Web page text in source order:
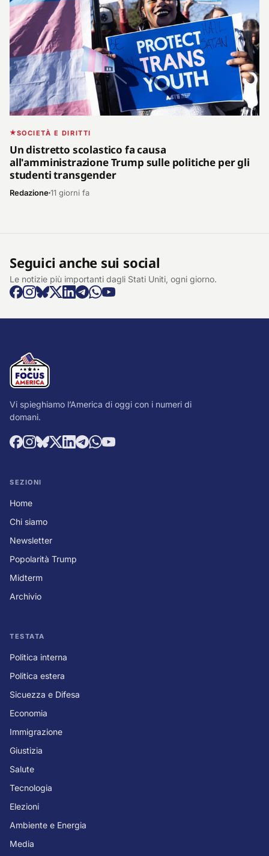
SOCIETÀ E DIRITTI
Un distretto scolastico fa causa
all'amministrazione Trump sulle politiche per gli
studenti transgender
Redazione11 giorni fa
Seguici anche sui social
Le notizie più importanti dagli Stati Uniti, ogni giorno.
Vi spieghiamo l’America di oggi con i numeri di
domani.
SEZIONI
Home
Chi siamo
Newsletter
Popolarità Trump
Midterm
Archivio
TESTATA
Politica interna
Politica estera
Sicuezza e Difesa
Economia
Immigrazione
Giustizia
Salute
Tecnologia
Elezioni
Ambiente e Energia
Media